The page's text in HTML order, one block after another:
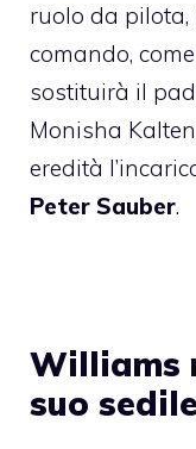
ruolo da
comando, come
sostituirà il
Monisha
eredità
Peter Sauber.
Williams
suo sedile